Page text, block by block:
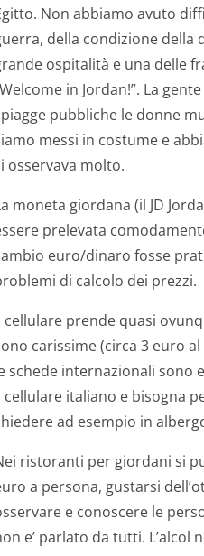
Non abbiamo avuto
della condizione della
ospitalità e una delle
in Jordan!”. La
pubbliche le donne
messi in costume e
osservava molto.
moneta giordana (il JD
prelevata
euro/dinaro fosse
di calcolo dei prezzi.
cellulare prende quasi
carissime (circa 3 euro
schede internazionali sono
cellulare italiano e bisogna
ad esempio in
ristoranti per giordani si
a persona, gustarsi
e conoscere le
e’ parlato da tutti. L’alcol